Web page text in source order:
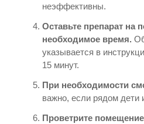
неэффективны.
Оставьте препарат на
необходимое время.
указывается в
15 минут.
При необходимости
важно, если рядом дети
Проветрите